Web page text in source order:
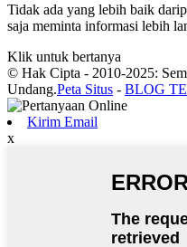
Tidak ada yang lebih baik
saja meminta informasi lebih
Klik untuk bertanya
© Hak Cipta - 2010-2025:
Undang.Peta Situs - BLOG
Kirim Email
x